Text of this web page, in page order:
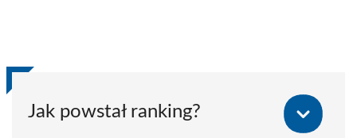
Jak powstał ranking?